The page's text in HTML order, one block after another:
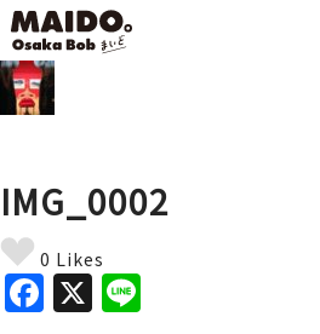
IMG_0002
0 Likes
F X